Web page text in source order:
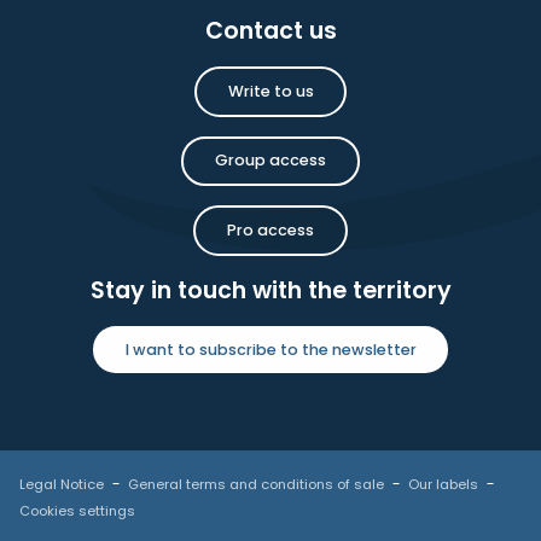
Contact us
Write to us
Group access
Pro access
Stay in touch with the territory
I want to subscribe to the newsletter
Legal Notice General terms and conditions of sale
Our labels
Cookies settings